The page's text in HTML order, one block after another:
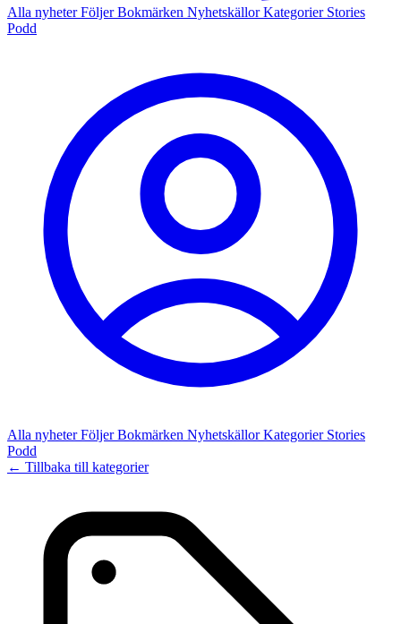
Alla nyheterFöljerBokmärken NyhetskällorKategorier Stories
Podd
Alla nyheterFöljerBokmärken NyhetskällorKategorier Stories
Podd
← Tillbaka till kategorier